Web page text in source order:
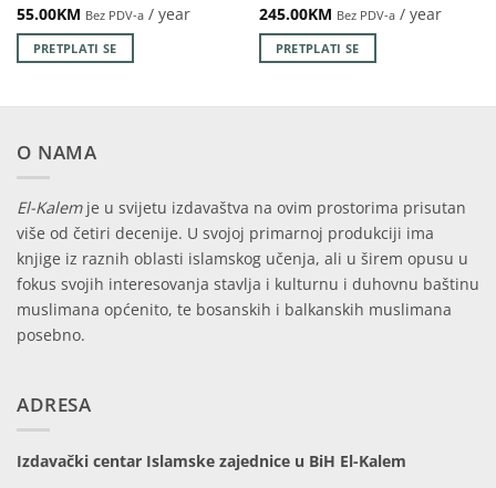
55.00KM Bez PDV-a / year
PRETPLATI SE
245.00KM Bez PDV-a / year
PRETPLATI SE
O NAMA
El-Kalemje u svijetu izdavaštva na ovim prostorima prisutan
više od četiri decenije. U svojoj primarnoj produkciji ima
knjige iz raznih oblasti islamskog učenja, ali u širem opusu u
fokus svojih interesovanja stavlja i kulturnu i duhovnu baštinu
muslimana općenito, te bosanskih i balkanskih muslimana
posebno.
ADRESA
Izdavački centar Islamske zajednice u BiH El-Kalem